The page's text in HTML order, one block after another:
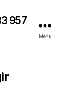
957
Menü